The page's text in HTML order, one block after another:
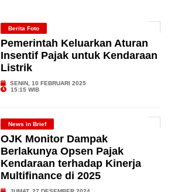
Berita Foto
Pemerintah Keluarkan Aturan
Insentif Pajak untuk Kendaraan
Listrik
SENIN, 10 FEBRUARI 2025
15:15 WIB
News in Brief
OJK Monitor Dampak
Berlakunya Opsen Pajak
Kendaraan terhadap Kinerja
Multifinance di 2025